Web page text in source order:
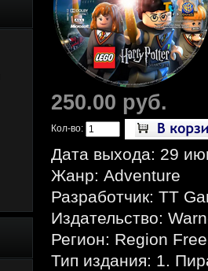
250.00 руб.
Кол-во:
Дата выхода: 29
Жанр: Adventure
Разработчик: TT
Издательство:
Регион: Region Free
Тип издания: 1.